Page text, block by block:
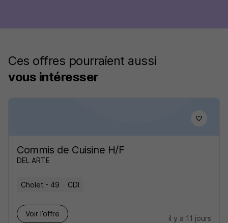
Ces offres pourraient aussi
vous intéresser
Commis de Cuisine H/F
DEL ARTE
Cholet - 49 CDI
Voir l’offre
il y a 11 jours